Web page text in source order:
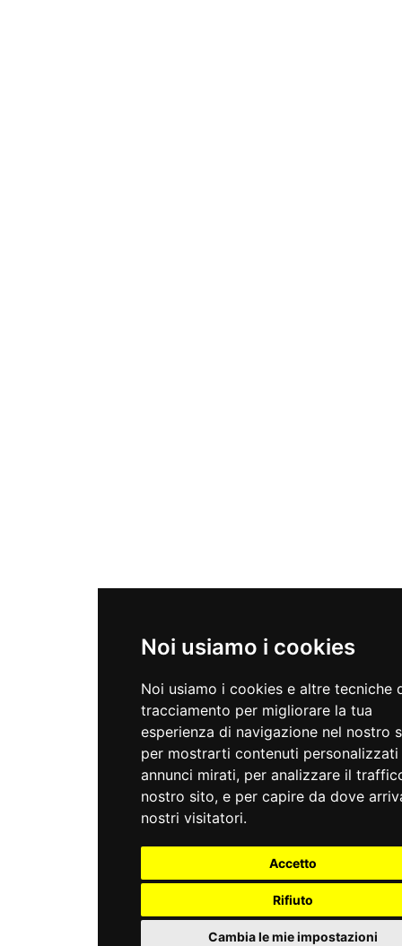
Noi usiamo i cookies
Noi usiamo i cookies e altre tecniche
tracciamento per migliorare la tua
esperienza di navigazione nel nostro
per mostrarti contenuti personalizzati
annunci mirati, per analizzare il
nostro sito, e per capire da dove
nostri visitatori.
Accetto
Rifiuto
Cambia le mie impostazioni